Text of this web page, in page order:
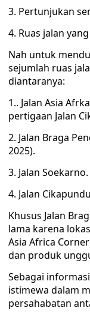
3. Pertunjukan
4. Ruas jalan
Nah untuk
sejumlah ruas
diantaranya:
1.. Jalan Asia
pertigaan Jalan
2. Jalan Braga
2025).
3. Jalan Soekarno.
4. Jalan
Khusus Jalan
lama karena
Asia Africa
dan produk
Sebagai
istimewa dalam
persahabatan